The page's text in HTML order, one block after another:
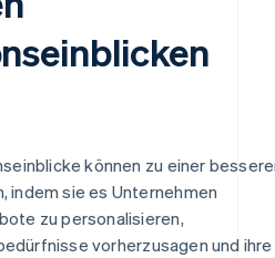
können zu einer
indem sie es Unternehmen
zu personalisieren,
vorherzusagen und ihre